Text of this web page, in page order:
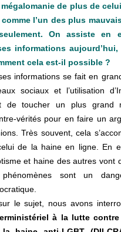
de plus de
l’un des plus
On assiste en
informations
cela est-il possible ?
informations se fait en
sociaux et l’utilisation
de toucher un plus grand
vérités pour en faire un
Très souvent, cela
de la haine en ligne. En
et haine des autres vont
sont un
le sujet, nous avons
à la lutte